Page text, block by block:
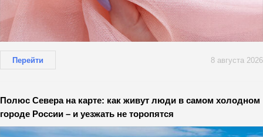
Перейти 8 августа 2026
Полюс Севера на карте: как живут люди в самом холодном
городе России – и уезжать не торопятся